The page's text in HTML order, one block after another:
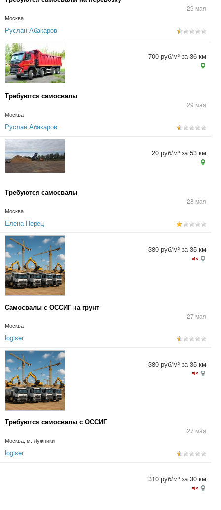
29 мая
Москва
Руслан Абакаров
Требуются самосвалы
29 мая
Москва
700 руб/м³ за 36 км
Руслан Абакаров
Требуются самосвалы
28 мая
Москва
20 руб/м³ за 53 км
Елена Перец
Самосвалы с ОССИГ на грунт
27 мая
Москва
380 руб/м³ за 35 км
logiser
Требуются самосвалы с ОССИГ
27 мая
Москва, м. Лужники
380 руб/м³ за 35 км
logiser
310 руб/м³ за 30 км